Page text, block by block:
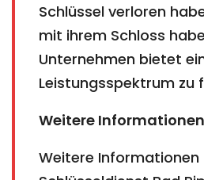
Schlüssel verloren
mit ihrem Schloss
Unternehmen bietet
Leistungsspektrum zu
Weitere Informationen
Weitere Informationen